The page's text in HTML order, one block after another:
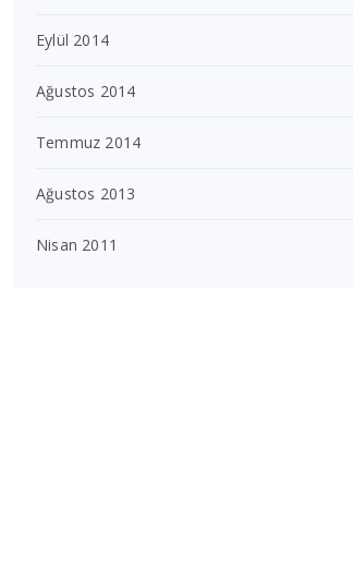
Eylül 2014
Ağustos 2014
Temmuz 2014
Ağustos 2013
Nisan 2011